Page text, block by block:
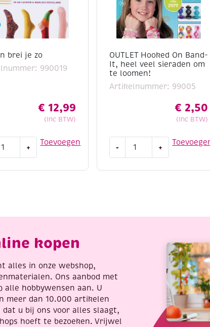
brei je zo
990019
€ 12,99
(Inc BTW)
Toevoegen
+
OUTLET Hooked On Band-
It, heel veel sieraden om
te loomen!
Artikelnummer: 99005
€ 2,50
(Inc BTW)
- +
kopen
alles in onze webshop,
Ons aanbod met
alle hobbywensen aan. U
meer dan 10.000 artikelen
u bij ons voor alles slaagt,
hoeft te bezoeken. Vrijwel